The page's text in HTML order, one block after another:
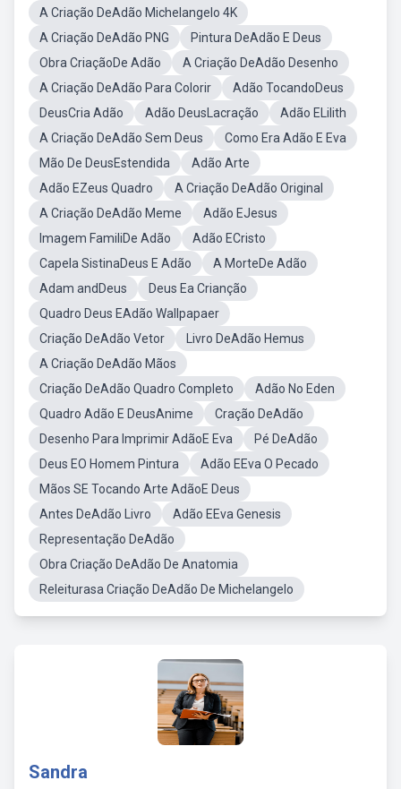
A Criação DeAdão Michelangelo 4K
A Criação DeAdão PNG
Pintura DeAdão E Deus
Obra CriaçãoDe Adão
A Criação DeAdão Desenho
A Criação DeAdão Para Colorir
Adão TocandoDeus
DeusCria Adão
Adão DeusLacração
Adão ELilith
A Criação DeAdão Sem Deus
Como Era Adão E Eva
Mão De DeusEstendida
Adão Arte
Adão EZeus Quadro
A Criação DeAdão Original
A Criação DeAdão Meme
Adão EJesus
Imagem FamiliDe Adão
Adão ECristo
Capela SistinaDeus E Adão
A MorteDe Adão
Adam andDeus
Deus Ea Crianção
Quadro Deus EAdão Wallpapaer
Criação DeAdão Vetor
Livro DeAdão Hemus
A Criação DeAdão Mãos
Criação DeAdão Quadro Completo
Adão No Eden
Quadro Adão E DeusAnime
Cração DeAdão
Desenho Para Imprimir AdãoE Eva
Pé DeAdão
Deus EO Homem Pintura
Adão EEva O Pecado
Mãos SE Tocando Arte AdãoE Deus
Antes DeAdão Livro
Adão EEva Genesis
Representação DeAdão
Obra Criação DeAdão De Anatomia
Releiturasa Criação DeAdão De Michelangelo
Sandra